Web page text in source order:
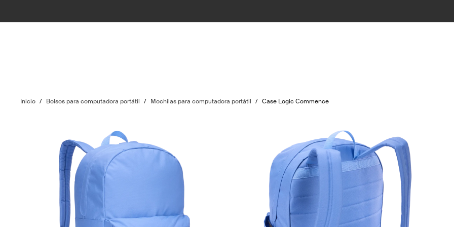
Inicio / Bolsos para computadora portátil / Mochilas para computadora portátil / Case Logic Commence